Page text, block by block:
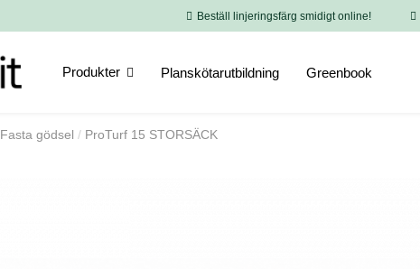
Beställ linjeringsfärg smidigt online!
Produkter Planskötarutbildning Greenbook
Fasta gödsel ProTurf 15 STORSÄCK